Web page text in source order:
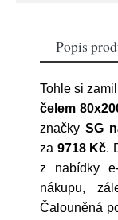
Popis
Tohle si
čelem
značky SG
za 9718 Kč.
z nabídky
nákupu,
Čalouněná